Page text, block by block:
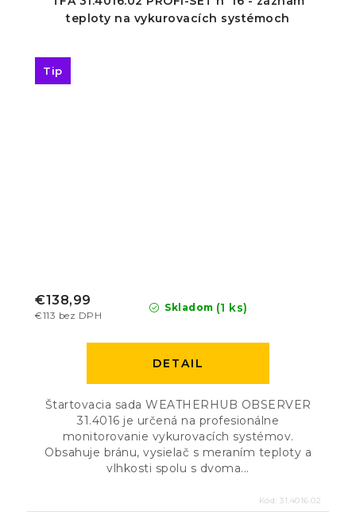
teploty na vykurovacích systémoch
Tip
Skladom (1 ks)
€113 bez DPH
€138,99
DETAIL
Štartovacia sada WEATHERHUB OBSERVER
31.4016 je určená na profesionálne
monitorovanie vykurovacích systémov.
Obsahuje bránu, vysielač s meraním teploty a
vlhkosti spolu s dvoma...
Kód: 31.4016.02